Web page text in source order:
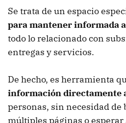
Se trata de un espacio
para mantener informada
todo lo relacionado con
entregas y servicios.
De hecho, es herramienta
información directamente
personas, sin necesidad de
múltiples páginas o